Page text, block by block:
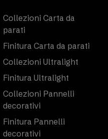
Collezioni Carta da
parati
Finitura Carta da parati
Collezioni Ultralight
Finitura Ultralight
Collezioni Pannelli
decorativi
Finitura Pannelli
decorativi